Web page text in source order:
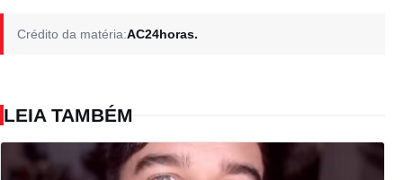
Crédito da matéria:AC24horas.
LEIA TAMBÉM